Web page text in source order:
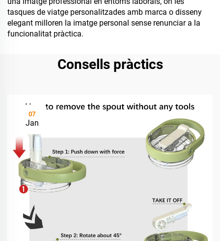
tasques de viatge personalitzades amb marca o disseny
elegant milloren la imatge personal sense renunciar a la
funcionalitat pràctica.
Consells pràctics
07
Jan